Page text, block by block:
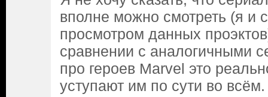
вполне можно смотреть (я и
просмотром данных
сравнении с аналогичными
про героев Marvel это
уступают им по сути во всём.